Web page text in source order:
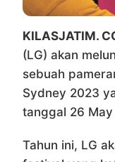
KILASJATIM.
(LG) akan
sebuah
Sydney 2023
tanggal 26
Tahun ini, LG